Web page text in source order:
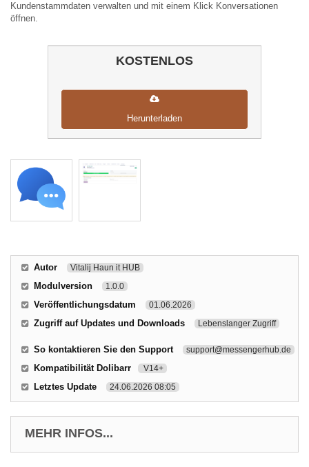
Kundenstammdaten verwalten und mit einem Klick Konversationen
öffnen.
KOSTENLOS
Herunterladen
Autor Vitalij Haun it HUB
Modulversion 1.0.0
Veröffentlichungsdatum 01.06.2026
Zugriff auf Updates und Downloads Lebenslanger Zugriff
So kontaktieren Sie den Support support@messengerhub.de
Kompatibilität Dolibarr V14+
Letztes Update 24.06.2026 08:05
MEHR INFOS...